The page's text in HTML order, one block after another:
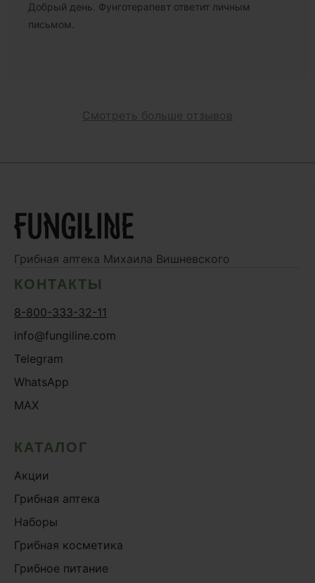
Добрый день. Фунготерапевт ответит личным
письмом.
Смотреть больше отзывов
Грибная аптека Михаила Вишневского
КОНТАКТЫ
8-800-333-32-11
info@fungiline.com
Telegram
WhatsApp
MAX
КАТАЛОГ
Акции
Грибная аптека
Наборы
Грибная косметика
Грибное питание